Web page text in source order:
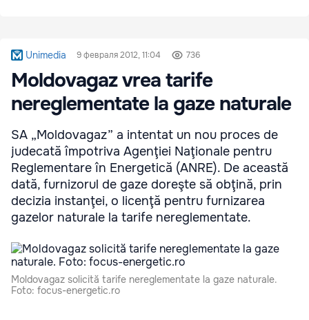
Unimedia 9 февраля 2012, 11:04 736
Moldovagaz vrea tarife
nereglementate la gaze naturale
SA „Moldovagaz” a intentat un nou proces de
judecată împotriva Agenţiei Naţionale pentru
Reglementare în Energetică (ANRE). De această
dată, furnizorul de gaze doreşte să obţină, prin
decizia instanţei, o licenţă pentru furnizarea
gazelor naturale la tarife nereglementate.
Moldovagaz solicită tarife nereglementate la gaze naturale.
Foto: focus-energetic.ro